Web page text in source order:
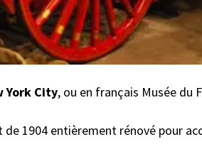
York City, ou en français Musée du
1904 entièrement rénové pour